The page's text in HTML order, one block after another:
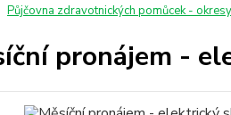
Půjčovna zdravotnických pomůcek -
pronájem -